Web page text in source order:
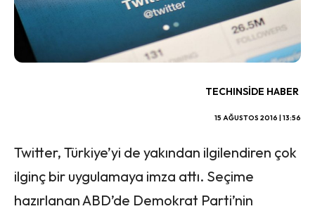
TECHINSIDE HABER
15 AĞUSTOS 2016 | 13:56
Twitter, Türkiye’yi de yakından ilgilendiren çok
ilginç bir uygulamaya imza attı. Seçime
hazırlanan ABD’de Demokrat Parti’nin